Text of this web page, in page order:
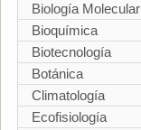
Biología Molecular
Bioquímica
Biotecnología
Botánica
Climatología
Ecofisiología